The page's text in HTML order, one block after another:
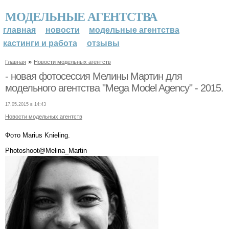
МОДЕЛЬНЫЕ АГЕНТСТВА
главная новости
модельные агентства
кастинги и работа
отзывы
Главная » Новости модельных агентств
- новая фотосессия Мелины Мартин для
модельного агентства "Mega Model Agency" - 2015.
17.05.2015 в 14:43
Новости модельных агентств
Фото Marius Knieling.
Photoshoot@Melina_Martin